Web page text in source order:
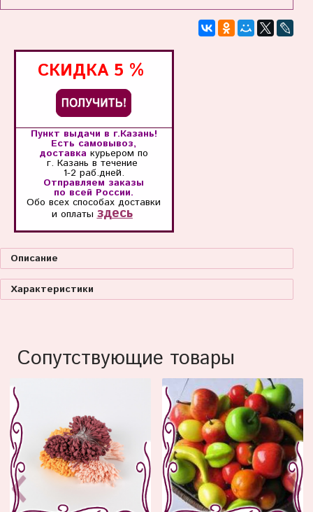
СКИДКА 5 %
Пункт выдачи в г.Казань!
Есть самовывоз,
доставка курьером по
г. Казань в течение
1-2 раб.дней.
Отправляем заказы
по всей России.
Обо всех способахдоставки
и оплаты здесь
Описание
Характеристики
Сопутствующие товары